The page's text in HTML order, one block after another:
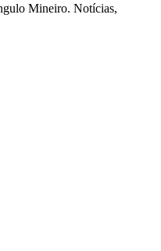
Mineiro. Notícias,